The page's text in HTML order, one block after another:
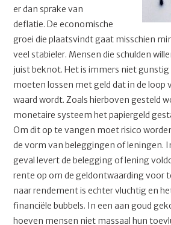
er dan sprake van
deflatie. De economische
groei die plaatsvindt gaat misschien
veel stabieler. Mensen die schulden
juist beknot. Het is immers niet
moeten lossen met geld dat in de loop
waard wordt. Zoals hierboven gesteld
monetaire systeem het papiergeld
Om dit op te vangen moet risico
de vorm van beleggingen of leningen.
geval levert de belegging of lening
rente op om de geldontwaarding voor
naar rendement is echter vluchtig en
financiële bubbels. In een aan goud
hoeven mensen niet massaal hun